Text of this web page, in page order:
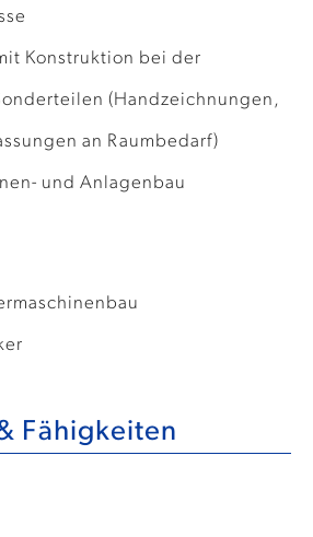
Konstruktion bei der
(Handzeichnungen,
an Raumbedarf)
und Anlagenbau
Fähigkeiten